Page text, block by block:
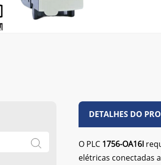
DETALHES DO
O PLC 1756-OA16I
elétricas conectadas